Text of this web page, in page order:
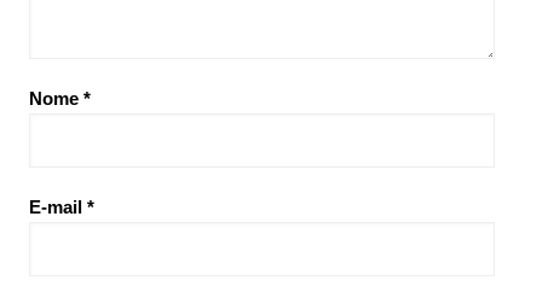
Nome *
E-mail *